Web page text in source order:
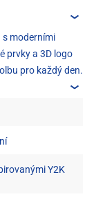
s moderními
prvky a 3D logo
pro každý den.
Y2K